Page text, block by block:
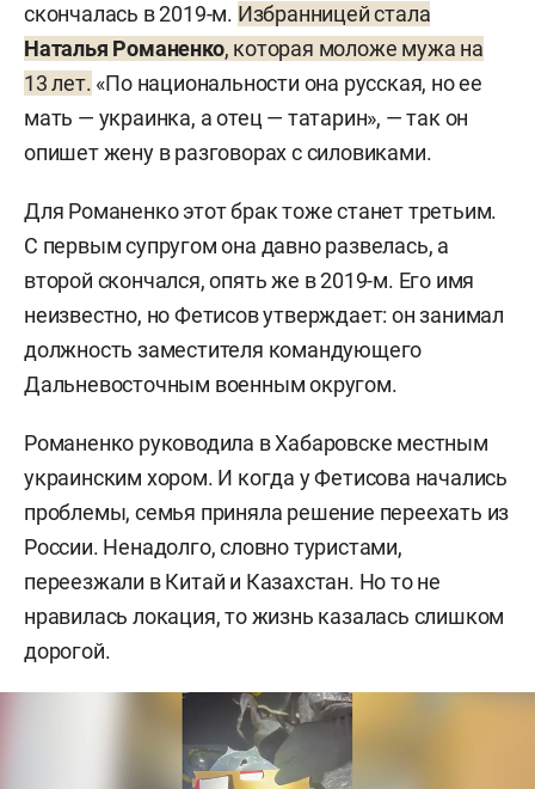
скончалась в 2019-м. Избранницей стала
Наталья Романенко, которая моложе мужа на
13 лет. «По национальности она русская, но ее
мать — украинка, а отец — татарин», — так он
опишет жену в разговорах с силовиками.
Для Романенко этот брак тоже станет третьим.
С первым супругом она давно развелась, а
второй скончался, опять же в 2019-м. Его имя
неизвестно, но Фетисов утверждает: он занимал
должность заместителя командующего
Дальневосточным военным округом.
Романенко руководила в Хабаровске местным
украинским хором. И когда у Фетисова начались
проблемы, семья приняла решение переехать из
России. Ненадолго, словно туристами,
переезжали в Китай и Казахстан. Но то не
нравилась локация, то жизнь казалась слишком
дорогой.